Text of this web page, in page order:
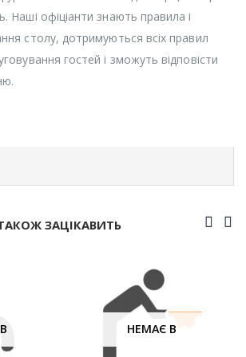
Наші офіціанти знають правила і
столу, дотримуються всіх правил
гостей і зможуть відповісти
ЗАЦІКАВИТЬ
НЕМАЄ В